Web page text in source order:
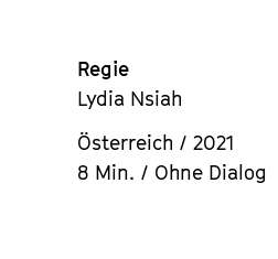
Regie
Lydia Nsiah
Österreich / 2021
8 Min. / Ohne Dialog